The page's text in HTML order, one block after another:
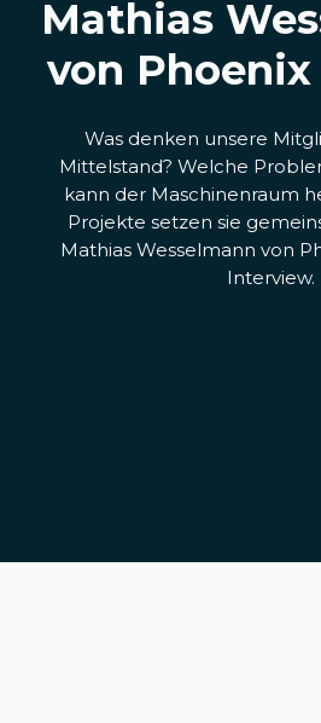
Mathias
von
Was denken unsere
Mittelstand? Welche
kann der Maschinenraum
Projekte setzen sie
Mathias Wesselmann von
Interview.